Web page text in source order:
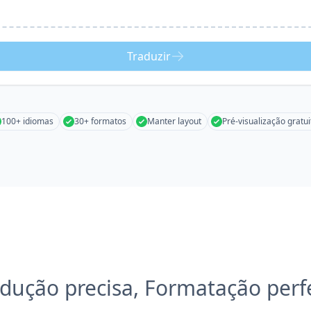
Traduzir
100+ idiomas 30+ formatos Manter layout Pré-visualização
precisa, Formatação